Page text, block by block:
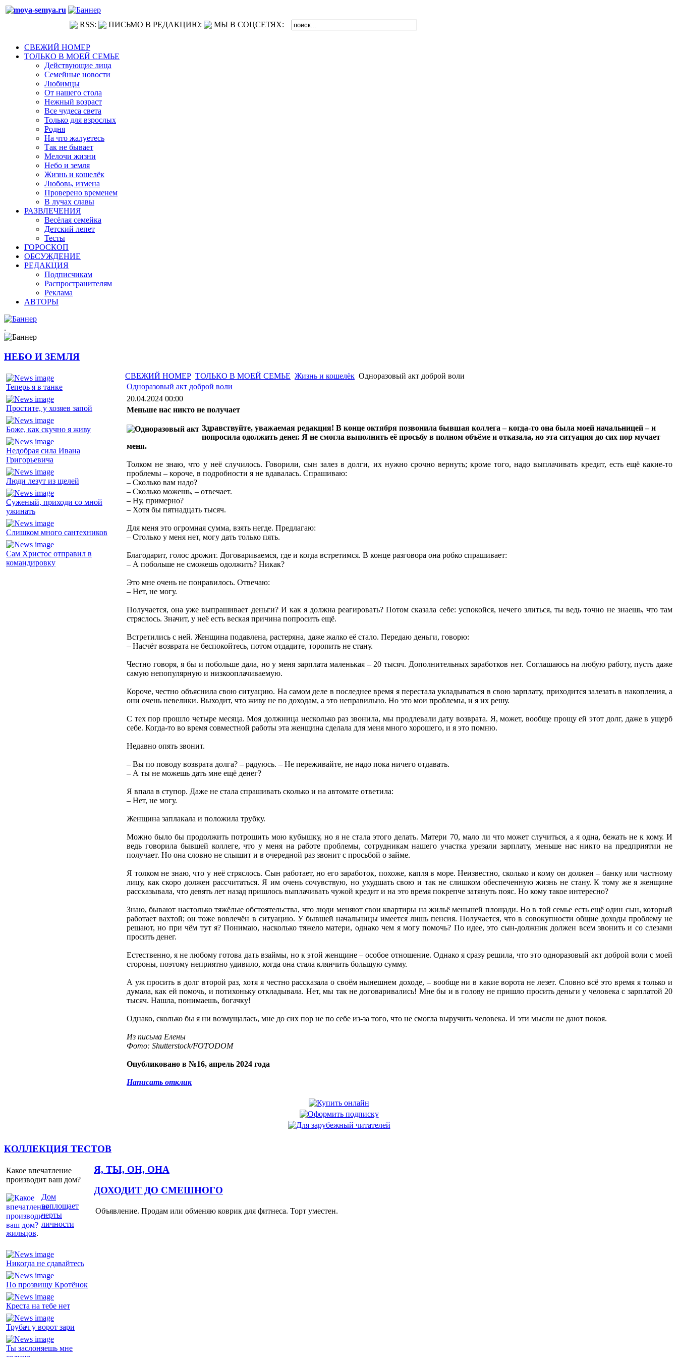
RSS: ПИСЬМО В РЕДАКЦИЮ: МЫ В СОЦСЕТЯХ:
СВЕЖИЙ НОМЕР
ТОЛЬКО В МОЕЙ СЕМЬЕ
Действующие лица
Семейные новости
Любимцы
От нашего стола
Нежный возраст
Все чудеса света
Только для взрослых
Родня
На что жалуетесь
Так не бывает
Мелочи жизни
Небо и земля
Жизнь и кошелёк
Любовь, измена
Проверено временем
В лучах славы
РАЗВЛЕЧЕНИЯ
Весёлая семейка
Детский лепет
Тесты
ГОРОСКОП
ОБСУЖДЕНИЕ
РЕДАКЦИЯ
Подписчикам
Распространителям
Реклама
АВТОРЫ
.
НЕБО И ЗЕМЛЯ
Теперь я в танке
Простите, у хозяев запой
Боже, как скучно я живу
Недобрая сила Ивана
Григорьевича
Люди лезут из щелей
Суженый, приходи со мной
ужинать
Слишком много сантехников
Сам Христос отправил в
командировку
СВЕЖИЙ НОМЕР ТОЛЬКО В МОЕЙ СЕМЬЕ Жизнь и кошелёк Одноразовый акт доброй воли
Одноразовый акт доброй воли
20.04.2024 00:00
Меньше нас никто не получает
Здравствуйте, уважаемая редакция! В конце октября позвонила бывшая коллега – когда-то она была моей начальницей – и
попросила одолжить денег. Я не смогла выполнить её просьбу в полном объёме и отказала, но эта ситуация до сих пор мучает
меня.
Толком не знаю, что у неё случилось. Говорили, сын залез в долги, их нужно срочно вернуть; кроме того, надо выплачивать кредит, есть ещё какие-то
проблемы – короче, в подробности я не вдавалась. Спрашиваю:
– Сколько вам надо?
– Сколько можешь, – отвечает.
– Ну, примерно?
– Хотя бы пятнадцать тысяч.
Для меня это огромная сумма, взять негде. Предлагаю:
– Столько у меня нет, могу дать только пять.
Благодарит, голос дрожит. Договариваемся, где и когда встретимся. В конце разговора она робко спрашивает:
– А побольше не сможешь одолжить? Никак?
Это мне очень не понравилось. Отвечаю:
– Нет, не могу.
Получается, она уже выпрашивает деньги? И как я должна реагировать? Потом сказала себе: успокойся, нечего злиться, ты ведь точно не знаешь, что там
стряслось. Значит, у неё есть веская причина попросить ещё.
Встретились с ней. Женщина подавлена, растеряна, даже жалко её стало. Передаю деньги, говорю:
– Насчёт возврата не беспокойтесь, потом отдадите, торопить не стану.
Честно говоря, я бы и побольше дала, но у меня зарплата маленькая – 20 тысяч. Дополнительных заработков нет. Соглашаюсь на любую работу, пусть даже
самую непопулярную и низкооплачиваемую.
Короче, честно объяснила свою ситуацию. На самом деле в последнее время я перестала укладываться в свою зарплату, приходится залезать в накопления, а
они очень невелики. Выходит, что живу не по доходам, а это неправильно. Но это мои проблемы, и я их решу.
С тех пор прошло четыре месяца. Моя должница несколько раз звонила, мы продлевали дату возврата. Я, может, вообще прощу ей этот долг, даже в ущерб
себе. Когда-то во время совместной работы эта женщина сделала для меня много хорошего, и я это помню.
Недавно опять звонит.
– Вы по поводу возврата долга? – радуюсь. – Не переживайте, не надо пока ничего отдавать.
– А ты не можешь дать мне ещё денег?
Я впала в ступор. Даже не стала спрашивать сколько и на автомате ответила:
– Нет, не могу.
Женщина заплакала и положила трубку.
Можно было бы продолжить потрошить мою кубышку, но я не стала этого делать. Матери 70, мало ли что может случиться, а я одна, бежать не к кому. И
ведь говорила бывшей коллеге, что у меня на работе проблемы, сотрудникам нашего участка урезали зарплату, меньше нас никто на предприятии не
получает. Но она словно не слышит и в очередной раз звонит с просьбой о займе.
Я толком не знаю, что у неё стряслось. Сын работает, но его заработок, похоже, капля в море. Неизвестно, сколько и кому он должен – банку или частному
лицу, как скоро должен рассчитаться. Я им очень сочувствую, но ухудшать свою и так не слишком обеспеченную жизнь не стану. К тому же я женщине
рассказывала, что девять лет назад пришлось выплачивать чужой кредит и на это время покрепче затянуть пояс. Но кому такое интересно?
Знаю, бывают настолько тяжёлые обстоятельства, что люди меняют свои квартиры на жильё меньшей площади. Но в той семье есть ещё один сын, который
работает вахтой; он тоже вовлечён в ситуацию. У бывшей начальницы имеется лишь пенсия. Получается, что в совокупности общие доходы проблему не
решают, но при чём тут я? Понимаю, насколько тяжело матери, однако чем я могу помочь? По идее, это сын-должник должен всем звонить и со слезами
просить денег.
Естественно, я не любому готова дать взаймы, но к этой женщине – особое отношение. Однако я сразу решила, что это одноразовый акт доброй воли с моей
стороны, поэтому неприятно удивило, когда она стала клянчить большую сумму.
А уж просить в долг второй раз, хотя я честно рассказала о своём нынешнем доходе, – вообще ни в какие ворота не лезет. Словно всё это время я только и
думала, как ей помочь, и потихоньку откладывала. Нет, мы так не договаривались! Мне бы и в голову не пришло просить деньги у человека с зарплатой 20
тысяч. Нашла, понимаешь, богачку!
Однако, сколько бы я ни возмущалась, мне до сих пор не по себе из-за того, что не смогла выручить человека. И эти мысли не дают покоя.
Из письма Елены
Фото: Shutterstock/FOTODOM
Опубликовано в №16, апрель 2024 года
Написать отклик
КОЛЛЕКЦИЯ ТЕСТОВ
Какое впечатление
производит ваш дом?
Дом
воплощает
черты
личности
жильцов.
Я, ТЫ, ОН, ОНА
Никогда не сдавайтесь
По прозвищу Кротёнок
Креста на тебе нет
Трубач у ворот зари
Ты заслоняешь мне
ДОХОДИТ ДО СМЕШНОГО
Объявление. Продам или обменяю коврик для фитнеса. Торт уместен.